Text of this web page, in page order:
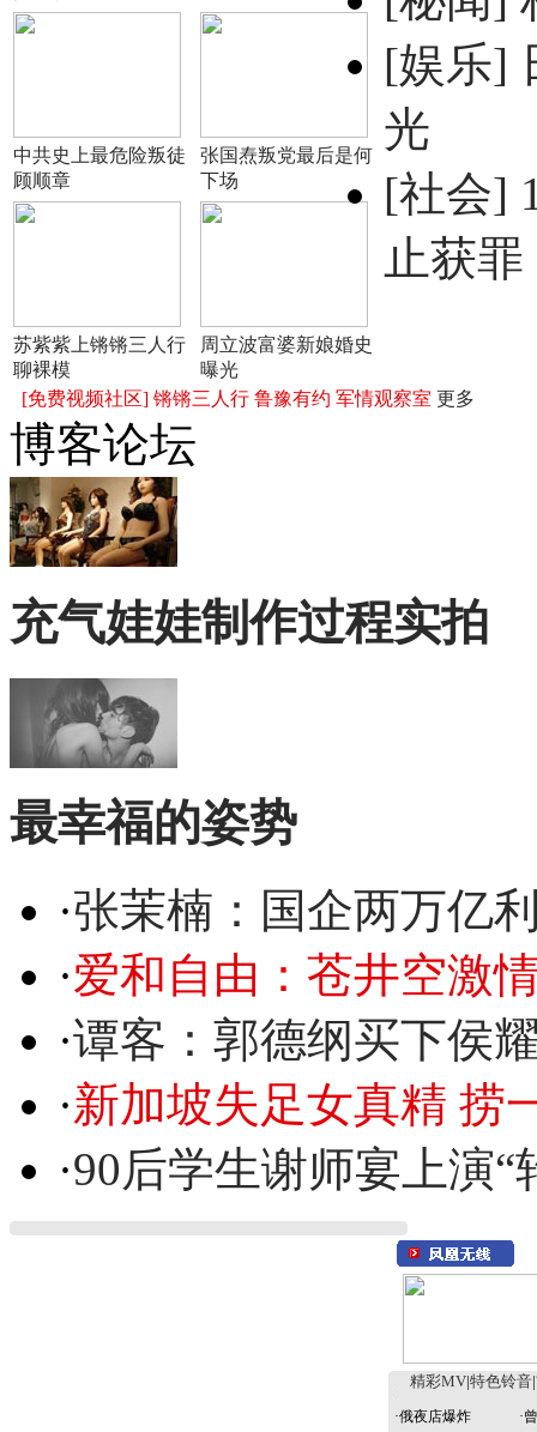
中共史上最危险叛徒
顾顺章
张国焘叛党最后是何
下场
苏紫紫上锵锵三人行
聊裸模
周立波富婆新娘婚史
曝光
[娱乐]
光
[社会]
止获罪
[免费视频社区] 锵锵三人行 鲁豫有约 军情观察室 更多
博客论坛
充气娃娃制作过程实拍
最幸福的姿势
·张茉楠：国企两万亿
·爱和自由：苍井空激
·谭客：郭德纲买下侯
·新加坡失足女真精 捞
·90后学生谢师宴上演“
精彩MV 特色铃音
·俄夜店爆炸 ·